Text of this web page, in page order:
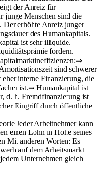
der Anreiz für
junge Menschen sind die
Der erhöhte Anreiz junger
des Humankapitals.
ist sehr illiquide.
fordern.
sind schwerer
interne Finanzierung, die
ist.⇒ Humankapital ist
d. h. Fremdfinanzierung ist
Eingriff durch öffentliche
Jeder Arbeitnehmer kann
einen Lohn in Höhe seines
Mit anderen Worten: Es
auf dem Arbeitsmarkt
Unternehmen gleich